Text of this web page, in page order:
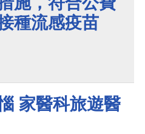
種流感疫苗
家醫科旅遊醫